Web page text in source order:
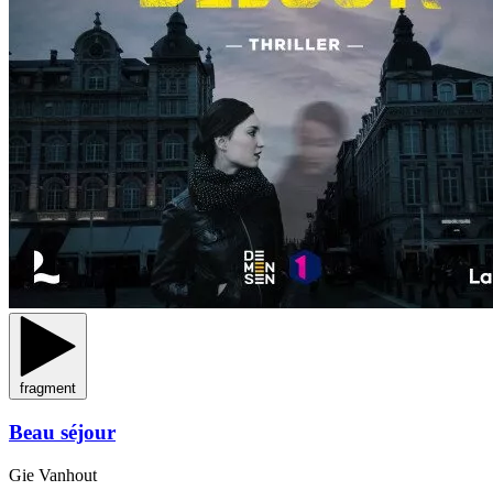
fragment
Beau séjour
Gie Vanhout